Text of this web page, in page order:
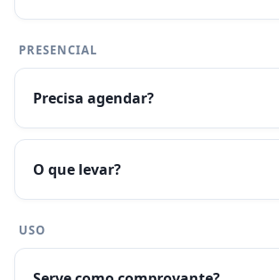
PRESENCIAL
Precisa agendar?
O que levar?
USO